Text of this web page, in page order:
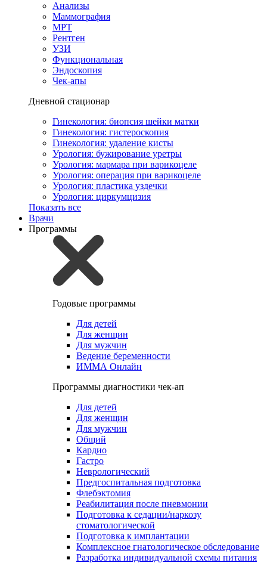
Анализы
Маммография
МРТ
Рентген
УЗИ
Функциональная
Эндоскопия
Чек-апы
Дневной стационар
Гинекология: биопсия шейки матки
Гинекология: гистероскопия
Гинекология: удаление кисты
Урология: бужирование уретры
Урология: мармара при варикоцеле
Урология: операция при варикоцеле
Урология: пластика уздечки
Урология: циркумцизия
Показать все
Врачи
Программы
Годовые программы
Для детей
Для женщин
Для мужчин
Ведение беременности
ИММА Онлайн
Программы диагностики чек-ап
Для детей
Для женщин
Для мужчин
Общий
Кардио
Гастро
Неврологический
Предгоспитальная подготовка
Флебэктомия
Реабилитация после пневмонии
Подготовка к седации/наркозу
стоматологической
Подготовка к имплантации
Комплексное гнатологическое обследование
Разработка индивидуальной схемы питания